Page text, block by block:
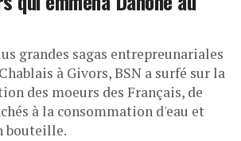
grandes sagas entrepreunariales
à Givors, BSN a surfé sur la
des moeurs des Français, de
à la consommation d'eau et
bouteille.